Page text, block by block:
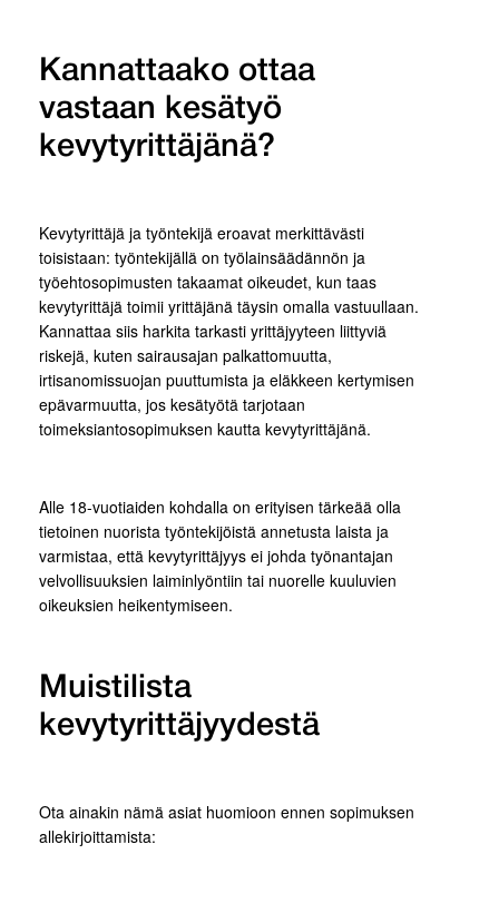
Kannattaako ottaa
vastaan kesätyö
kevytyrittäjänä?
Kevytyrittäjä ja työntekijä eroavat merkittävästi
toisistaan: työntekijällä on työlainsäädännön ja
työehtosopimusten takaamat oikeudet, kun taas
kevytyrittäjä toimii yrittäjänä täysin omalla vastuullaan.
Kannattaa siis harkita tarkasti yrittäjyyteen liittyviä
riskejä, kuten sairausajan palkattomuutta,
irtisanomissuojan puuttumista ja eläkkeen kertymisen
epävarmuutta, jos kesätyötä tarjotaan
toimeksiantosopimuksen kautta kevytyrittäjänä.
Alle 18-vuotiaiden kohdalla on erityisen tärkeää olla
tietoinen nuorista työntekijöistä annetusta laista ja
varmistaa, että kevytyrittäjyys ei johda työnantajan
velvollisuuksien laiminlyöntiin tai nuorelle kuuluvien
oikeuksien heikentymiseen.
Muistilista
kevytyrittäjyydestä
Ota ainakin nämä asiat huomioon ennen sopimuksen
allekirjoittamista: